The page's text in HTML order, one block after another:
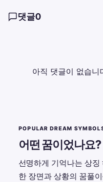
댓글0
아직 댓글이 없습니
POPULAR DREAM
어떤 꿈이었나요?
선명하게 기억나는 상
한 장면과 상황의 꿈풀